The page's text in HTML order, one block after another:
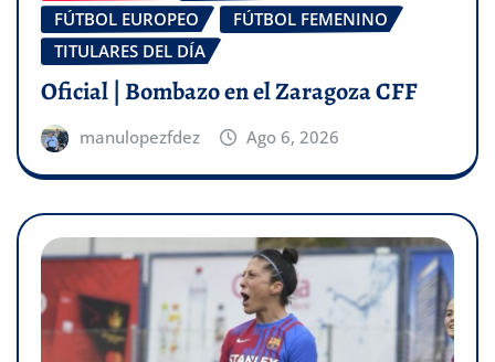
FÚTBOL EUROPEO
FÚTBOL FEMENINO
TITULARES DEL DÍA
Oficial | Bombazo en el Zaragoza CFF
manulopezfdez Ago 6, 2026